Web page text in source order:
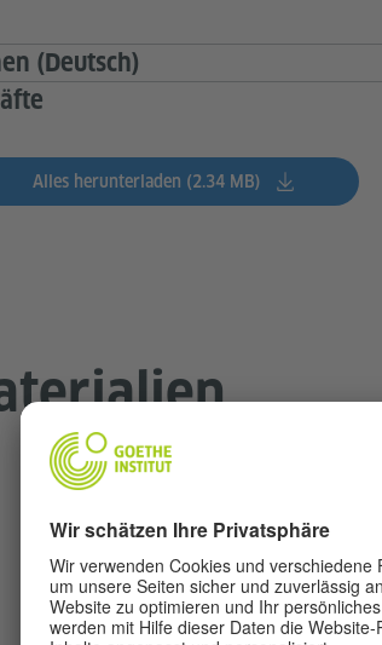
(Deutsch)
Alles herunterladen (2.34 MB)